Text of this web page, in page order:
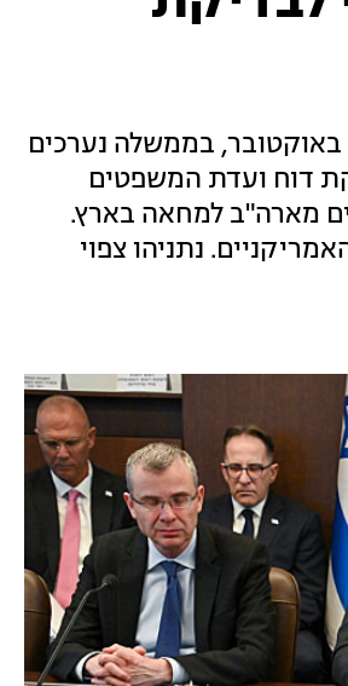
פרסום ראשון: על רקע הסירוב המתמשך לחקור את מחדל 7 באוקטובר, בממשלה נערכים
דוח ועדת המשפטים
מארה"ב למחאה בארץ.
נתניהו צפוי